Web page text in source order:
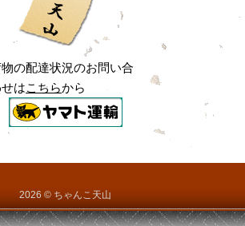
の配達状況のお問い合
はこちらから
2026 © ちゃんこ天山